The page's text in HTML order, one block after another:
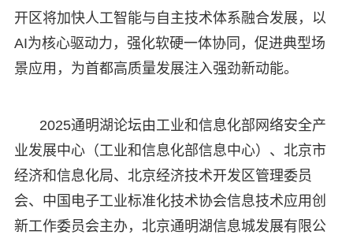
开区将加快人工智能与自主技术体系融合发展，以
AI为核心驱动力，强化软硬一体协同，促进典型场
景应用，为首都高质量发展注入强劲新动能。
2025通明湖论坛由工业和信息化部网络安全产
业发展中心（工业和信息化部信息中心）、北京市
经济和信息化局、北京经济技术开发区管理委员
会、中国电子工业标准化技术协会信息技术应用创
新工作委员会主办，北京通明湖信息城发展有限公